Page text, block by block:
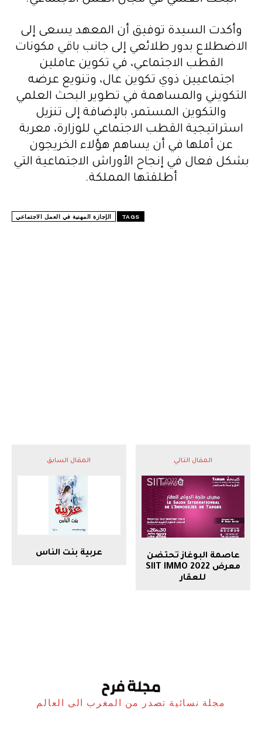
وأكدت السيدة توفيق أن المعهد يسعى إلى
الاضطلاع بدور طلائعي إلى جانب باقي مكونات
القطب الاجتماعي، في تكوين عاملين
اجتماعيين ذوي تكوين عال، وتنويع عرضه
التكويني والمساهمة في تطوير البحث العلمي
والتكوين المستمر، بالإضافة إلى تنزيل
استراتيجية القطب الاجتماعي للوزارة، معربة
عن أملها في أن يساهم هؤلاء الخريجون
بشكل فعال في إنجاح الأوراش الاجتماعية التي
أطلقتها المملكة.
TAGS الإجازة المهنية في العمل الاجتماعي
المقال السابق
عربية بنت الناس
المقال التالي
عاصمة البوغاز تحتضن
معرض SIIT IMMO 2022
للعقار
مجلة نسائية تصدر من المغرب الى العالم